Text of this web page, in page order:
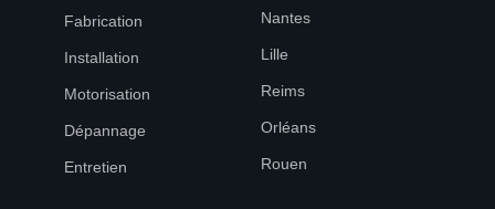
Fabrication
Installation
Motorisation
Dépannage
Entretien
Nantes
Lille
Reims
Orléans
Rouen